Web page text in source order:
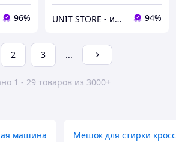
96% UNIT STORE - интернет-магазин для всей семьи 94%
2 3 ...
1 - 29 товаров из 3000+
машина Мешок для стирки